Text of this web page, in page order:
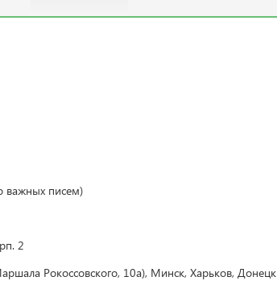
важных писем)
2
Рокоссовского, 10а), Минск, Харьков, Донецк